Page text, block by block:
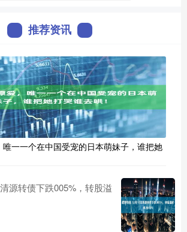
推荐资讯
一一个在中国受宠的日本萌妹子，谁把她
源转债下跌005%，转股溢